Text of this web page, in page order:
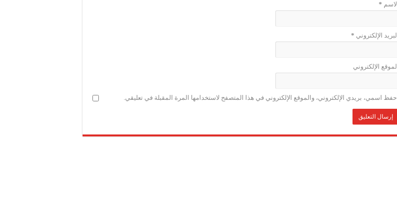
الاسم *
البريد الإلكتروني *
الموقع الإلكتروني
احفظ اسمي، بريدي الإلكتروني، والموقع الإلكتروني في هذا المتصفح لاستخدامها المرة المقبلة في تعليقي.